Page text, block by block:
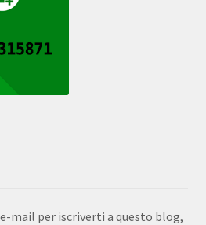
mail per iscriverti a questo blog,